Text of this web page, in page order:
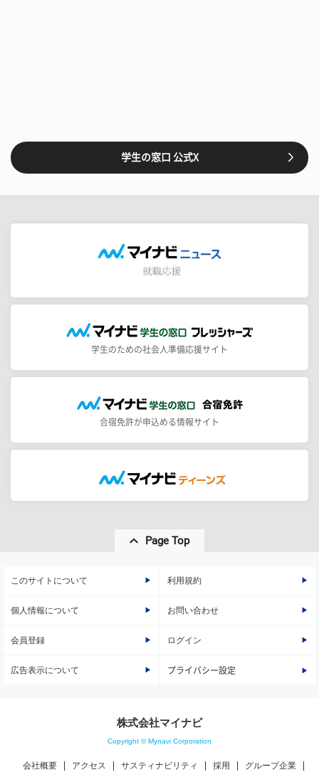
学生の窓口 公式X
学生のための社会人準備応援サイト
合宿免許が申込める情報サイト
Page Top
このサイトについて 利用規約
個人情報について お問い合わせ
会員登録 ログイン
広告表示について プライバシー設定
株式会社マイナビ
Copyright © Mynavi Corporation
会社概要 アクセス サスティナビリティ 採用 グループ企業